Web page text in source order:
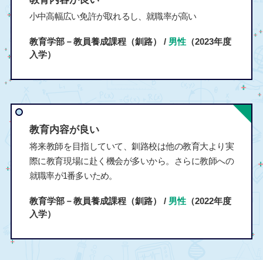
小中高幅広い免許が取れるし、就職率が高い
教育学部－教員養成課程（釧路） / 男性（2023年度
入学）
教育内容が良い
将来教師を目指していて、釧路校は他の教育大より実
際に教育現場に赴く機会が多いから。さらに教師への
就職率が1番多いため。
教育学部－教員養成課程（釧路） / 男性（2022年度
入学）